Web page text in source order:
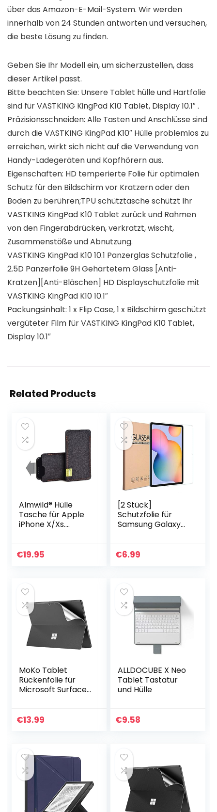
über das Amazon-E-Mail-System. Wir werden
innerhalb von 24 Stunden antworten und versuchen,
die beste Lösung zu finden.
Geben Sie Ihr Modell ein, um sicherzustellen, dass
dieser Artikel passt.
Bitte beachten Sie: Unsere Tablet hülle und Hartfolie
sind für VASTKING KingPad K10 Tablet, Display 10.1″ .
Präzisionsschneiden: Alle Tasten und Anschlüsse sind
durch die VASTKING KingPad K10″ Hülle problemlos zu
erreichen, wirkt sich nicht auf die Verwendung von
Handy-Ladegeräten und Kopfhörern aus.
Eigenschaften: HD temperierte Folie für optimalen
Schutz für den Bildschirm vor Kratzern oder den
Boden zu berühren;TPU schütztasche schützt Ihr
VASTKING KingPad K10 Tablet zurück und Rahmen
von den Fingerabdrücken, verkratzt, wischt,
Zusammenstöße und Abnutzung.
VASTKING KingPad K10 10.1 Panzerglas Schutzfolie ,
2.5D Panzerfolie 9H Gehärtetem Glass [Anti-
Kratzen][Anti-Bläschen] HD Displayschutzfolie mit
VASTKING KingPad K10 10.1″
Packungsinhalt: 1 x Flip Case, 1 x Bildschirm geschützt
vergüteter Film für VASTKING KingPad K10 Tablet,
Display 10.1″
Related Products
Almwild® Hülle
Tasche für Apple
iPhone X/Xs.
Grau,Schwarz aus
€19.95
[2 Stück]
Schutzfolie für
Samsung Galaxy
[Anti- Kratzer],
€6.99
MoKo Tablet
Rückenfolie für
Microsoft Surface
Touchscreen, PU
für Surface Pro 9/8
13-Zoll, Dunkel
Grau
€13.99
ALLDOCUBE X Neo
Tablet Tastatur
und Hülle
€9.58